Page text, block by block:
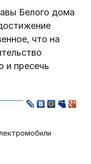
Белого дома
что на
и пресечь